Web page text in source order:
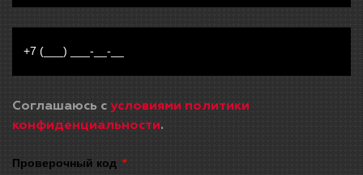
Соглашаюсь с условиями политики
конфиденциальности.
Проверочный код